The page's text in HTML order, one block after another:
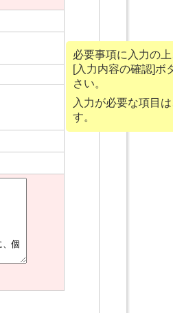
必要事項に入力の上
[入力内容の確認]ボ
さい。
入力が必要な項目は
す。